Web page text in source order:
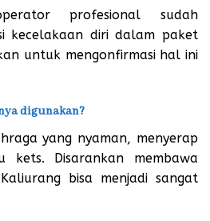
profesional sudah
kecelakaan diri dalam paket
untuk mengonfirmasi hal ini
digunakan?
yang nyaman, menyerap
kets. Disarankan membawa
bisa menjadi sangat